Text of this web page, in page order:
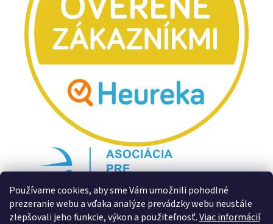
Používame cookies, aby sme Vám umožnili pohodlné
prezeranie webu a vďaka analýze prevádzky webu neustále
zlepšovali jeho funkcie, výkon a použiteľnosť.Viac informácií